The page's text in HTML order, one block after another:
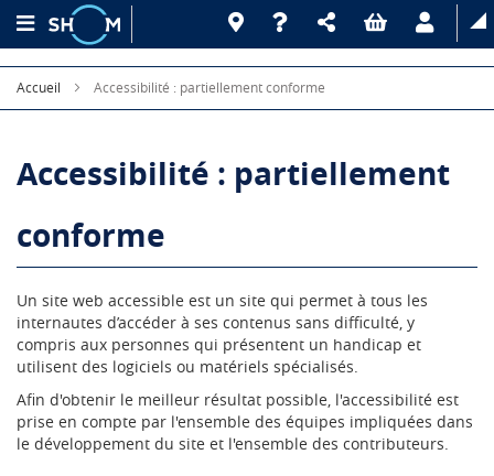
Accueil Accessibilité : partiellement conforme
Accessibilité : partiellement
conforme
Un site web accessible est un site qui permet à tous les
internautes d’accéder à ses contenus sans difficulté, y
compris aux personnes qui présentent un handicap et
utilisent des logiciels ou matériels spécialisés.
Afin d'obtenir le meilleur résultat possible, l'accessibilité est
prise en compte par l'ensemble des équipes impliquées dans
le développement du site et l'ensemble des contributeurs.